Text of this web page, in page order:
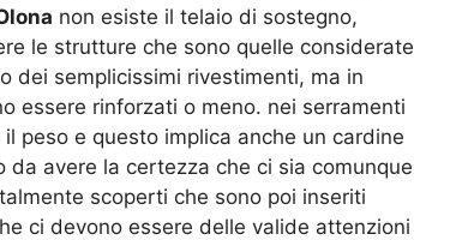
non esiste il telaio di sostegno,
le strutture che sono quelle considerate
dei semplicissimi rivestimenti, ma in
essere rinforzati o meno. nei serramenti
peso e questo implica anche un cardine
avere la certezza che ci sia comunque
scoperti che sono poi inseriti
ci devono essere delle valide attenzioni